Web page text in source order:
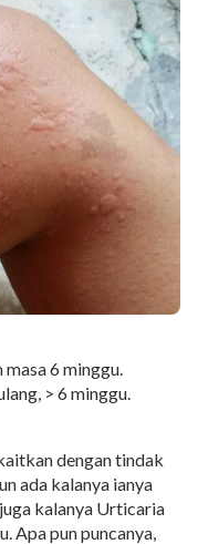
6 minggu.
> 6 minggu.
dengan tindak
ada kalanya ianya
kalanya Urticaria
Apa pun puncanya,